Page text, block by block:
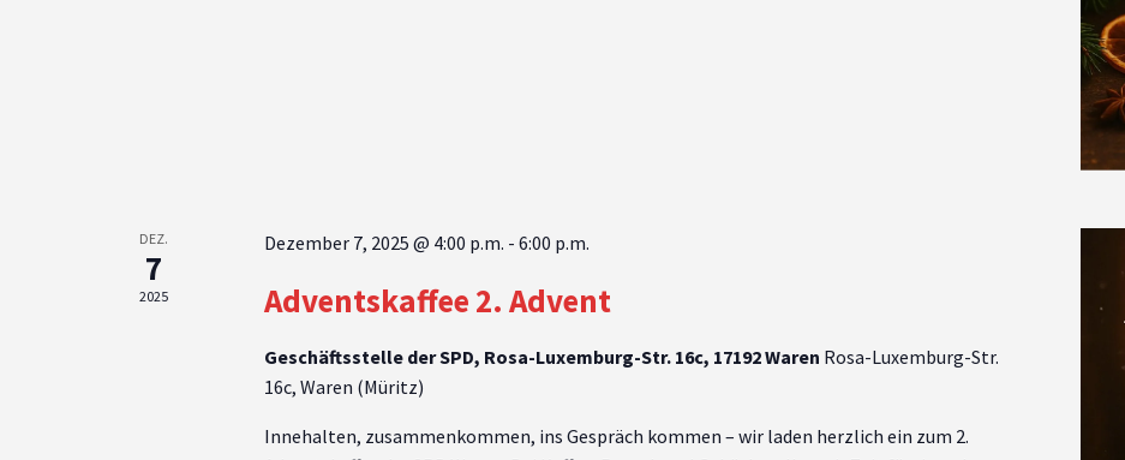
DEZ.
7
2025
Dezember 7, 2025 @ 4:00 p.m. - 6:00 p.m.
Adventskaffee 2. Advent
Geschäftsstelle der SPD, Rosa-Luxemburg-Str. 16c, 17192 Waren Rosa-Luxemburg-Str.
16c, Waren (Müritz)
Innehalten, zusammenkommen, ins Gespräch kommen – wir laden herzlich ein zum 2.